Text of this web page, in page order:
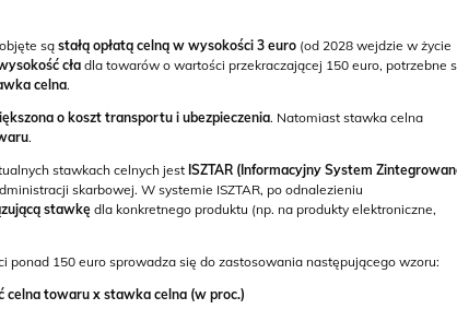
sąstałą opłatą celną w wysokości 3 euro (od 2028 wejdzie w życie
cładla towarów o wartości przekraczającej 150 euro, potrzebne
celna.
o koszt transportu i ubezpieczenia. Natomiast stawka celna
.
stawkach celnych jest ISZTAR (Informacyjny System
skarbowej. W systemie ISZTAR, po odnalezieniu
stawkę dla konkretnego produktu (np. na produkty elektroniczne,
ponad 150 euro sprowadza się do zastosowania następującego wzoru:
celna towaru x stawka celna (w proc.)